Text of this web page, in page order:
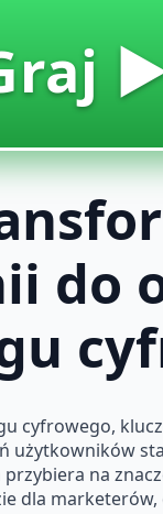
do
cyfrowego,
na
dla